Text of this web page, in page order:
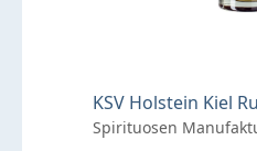
KSV Holstein Kiel
Spirituosen